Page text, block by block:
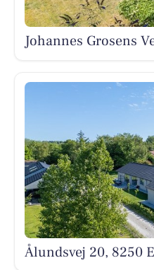
Johannes Grosens
Ålundsvej 20, 8250